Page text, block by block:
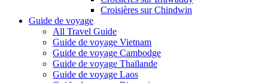
Croisières sur Chindwin
Guide de voyage
All Travel Guide
Guide de voyage Vietnam
Guide de voyage Cambodge
Guide de voyage Thaïlande
Guide de voyage Laos